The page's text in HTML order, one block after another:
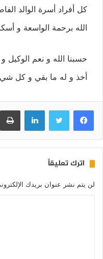
كل أفراد أسرة الوالد
الله برحمة الواسعة و
حسبنا الله و نعم الوكيل و
أخذ و له ما بقي و كل
فيسبوك تويتر لينكدإن
اترك تعليقاً
لن يتم نشر عنوان بريدك